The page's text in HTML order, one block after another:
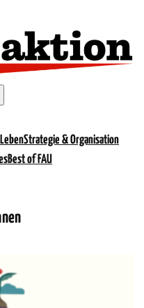
Strategie & Organisation
Best of FAU